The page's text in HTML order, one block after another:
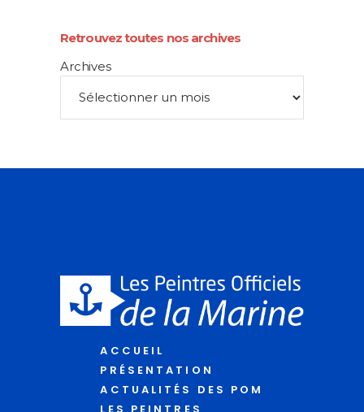
Retrouvez toutes nos archives
Archives
ACCUEIL
PRÉSENTATION
ACTUALITÉS DES POM